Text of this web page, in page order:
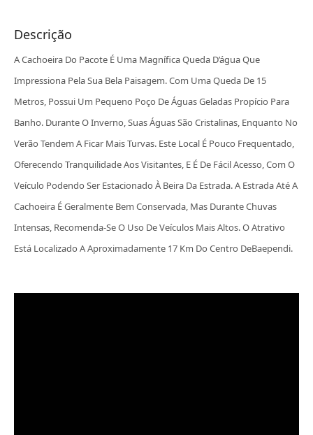
Descrição
A Cachoeira Do Pacote É Uma Magnífica Queda D’água Que
Impressiona Pela Sua Bela Paisagem. Com Uma Queda De 15
Metros, Possui Um Pequeno Poço De Águas Geladas Propício Para
Banho. Durante O Inverno, Suas Águas São Cristalinas, Enquanto No
Verão Tendem A Ficar Mais Turvas. Este Local É Pouco Frequentado,
Oferecendo Tranquilidade Aos Visitantes, E É De Fácil Acesso, Com O
Veículo Podendo Ser Estacionado À Beira Da Estrada. A Estrada Até A
Cachoeira É Geralmente Bem Conservada, Mas Durante Chuvas
Intensas, Recomenda-Se O Uso De Veículos Mais Altos. O Atrativo
Está Localizado A Aproximadamente 17 Km Do Centro DeBaependi.